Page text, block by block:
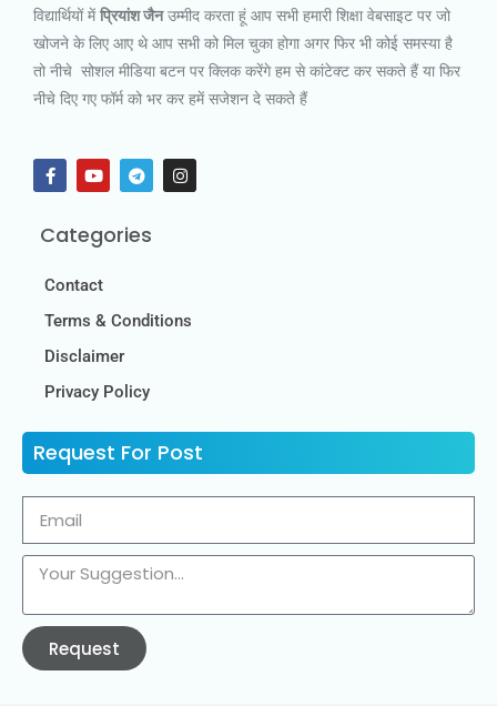
विद्यार्थियों मेंप्रियांश जैनउम्मीद करता हूं आप सभी हमारी शिक्षा वेबसाइट पर जो
खोजने के लिए आए थे आप सभी को मिल चुका होगा अगर फिर भी कोई समस्या है
तो नीचे सोशल मीडिया बटन पर क्लिक करेंगे हम से कांटेक्ट कर सकते हैं या फिर
नीचे दिए गए फॉर्म को भर कर हमें सजेशन दे सकते हैं
Categories
Contact
Terms & Conditions
Disclaimer
Privacy Policy
Request For Post
Request